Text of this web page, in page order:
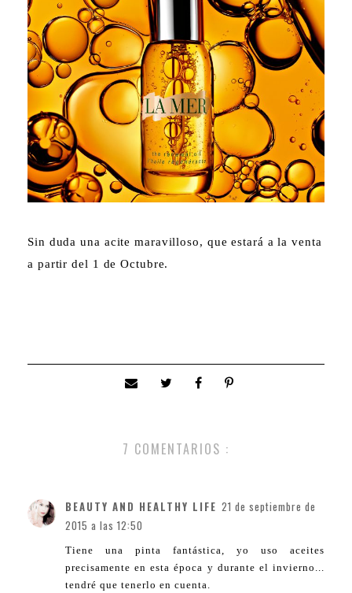
Sin duda una acite maravilloso, que estará a la venta
a partir del 1 de Octubre.
7 COMENTARIOS :
BEAUTY AND HEALTHY LIFE 21 de septiembre de
2015 a las 12:50
Tiene una pinta fantástica, yo uso aceites
precisamente en esta época y durante el invierno...
tendré que tenerlo en cuenta.